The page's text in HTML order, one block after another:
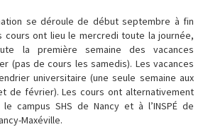
se déroule de début septembre à fin
cours ont lieu le mercredi toute la journée,
la première semaine des vacances
(pas de cours les samedis). Les vacances
universitaire (une seule semaine aux
de février). Les cours ont alternativement
campus SHS de Nancy et à l’INSPÉ de
Maxéville.